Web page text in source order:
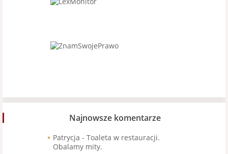
Najnowsze komentarze
Patrycja - Toaleta w restauracji.
Obalamy mity.